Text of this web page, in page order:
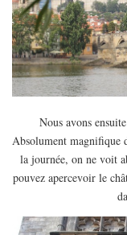
Nous avons
Absolument magnifique
la journée, on ne voit
pouvez apercevoir le